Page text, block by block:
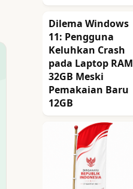
Dilema Windows
11: Pengguna
Keluhkan Crash
pada Laptop RAM
32GB Meski
Pemakaian Baru
12GB